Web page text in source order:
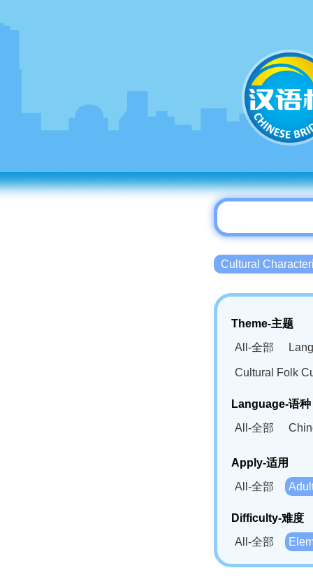
Cultural
Theme-主题
All-全部
Cultural Folk
Language-语种
All-全部
Bahasa
Swahili(SW)-
Apply-适用
All-全部
Difficulty-难度
All-全部